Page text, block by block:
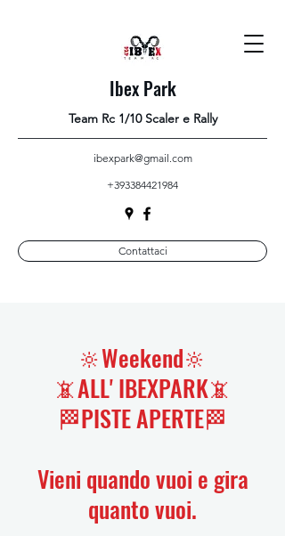
Ibex Park
Team Rc 1/10 Scaler e Rally
ibexpark@gmail.com
+393384421984
Contattaci
🔆Weekend🔆
📵ALL' IBEXPARK📵
🏁PISTE APERTE🏁
Vieni quando vuoi e gira
quanto vuoi.